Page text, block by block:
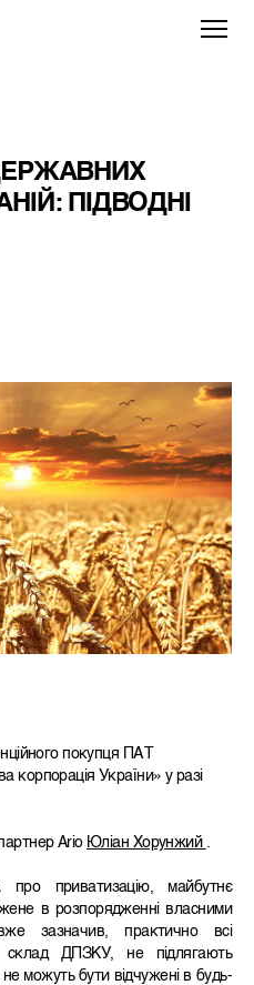
ПІДВОДНІ
покупця ПАТ
корпорація України» у разі
Ario Юліан Хорунжий .
про приватизацію, майбутнє
в розпорядженні власними
зазначив, практично всі
склад ДПЗКУ, не підлягають
не можуть бути відчужені в будь-